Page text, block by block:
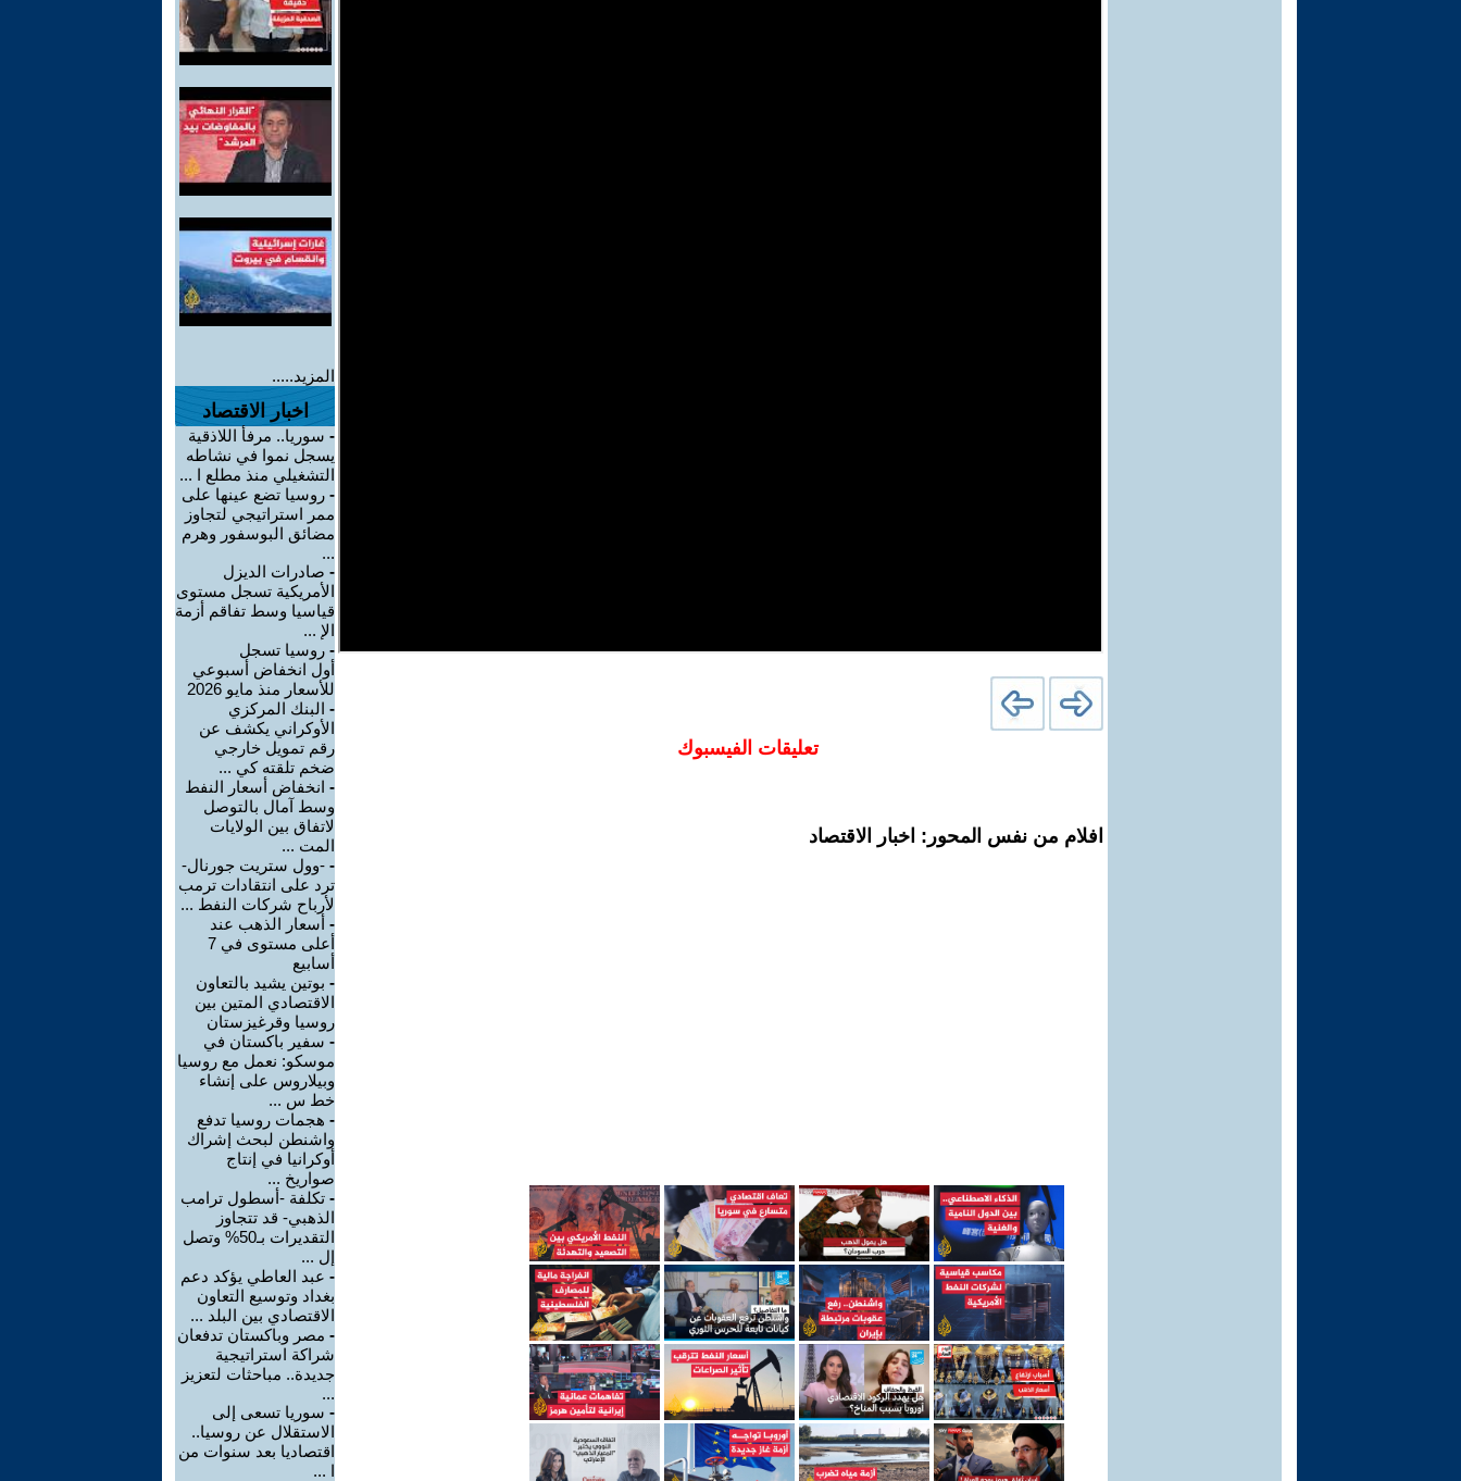
تعليقات الفيسبوك
افلام من نفس المحور: اخبار الاقتصاد
المزيد.....
اخبار الاقتصاد
- سوريا.. مرفأ اللاذقية
يسجل نموا في نشاطه
التشغيلي منذ مطلع ا ...
- روسيا تضع عينها على
ممر استراتيجي لتجاوز
مضائق البوسفور وهرم
...
- صادرات الديزل
الأمريكية تسجل مستوى
قياسيا وسط تفاقم أزمة
الإ ...
- روسيا تسجل
أول انخفاض أسبوعي
للأسعار منذ مايو 2026
- البنك المركزي
الأوكراني يكشف عن
رقم تمويل خارجي
ضخم تلقته كي ...
- انخفاض أسعار النفط
وسط آمال بالتوصل
لاتفاق بين الولايات
المت ...
- -وول ستريت جورنال-
ترد على انتقادات ترمب
لأرباح شركات النفط ...
- أسعار الذهب عند
أعلى مستوى في 7
أسابيع
- بوتين يشيد بالتعاون
الاقتصادي المتين بين
روسيا وقرغيزستان
- سفير باكستان في
موسكو: نعمل مع روسيا
وبيلاروس على إنشاء
خط س ...
- هجمات روسيا تدفع
واشنطن لبحث إشراك
أوكرانيا في إنتاج
صواريخ ...
- تكلفة -أسطول ترامب
الذهبي- قد تتجاوز
التقديرات بـ50% وتصل
إل ...
- عبد العاطي يؤكد دعم
بغداد وتوسيع التعاون
الاقتصادي بين البلد ...
- مصر وباكستان تدفعان
شراكة استراتيجية
جديدة.. مباحثات لتعزيز
...
- سوريا تسعى إلى
الاستقلال عن روسيا..
اقتصاديا بعد سنوات من
ا ...